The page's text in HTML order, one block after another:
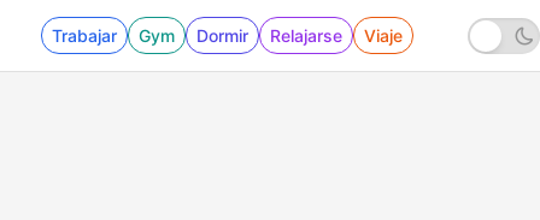
Trabajar Gym Dormir Relajarse Viaje